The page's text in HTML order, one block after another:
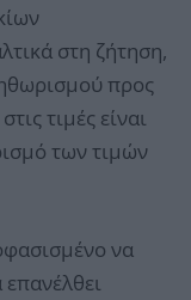
στη ζήτηση,
προς
τιμές είναι
των τιμών
να